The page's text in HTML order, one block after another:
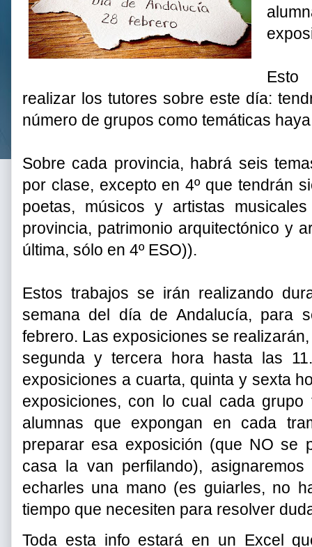
Esto
realizar los tutores sobre este día:
número de grupos como temáticas
Sobre cada provincia, habrá seis
por clase, excepto en 4º que tendrán
poetas, músicos y artistas
provincia, patrimonio arquitectónico y
última, sólo en 4º ESO)).
Estos trabajos se irán realizando
semana del día de Andalucía, para
febrero. Las exposiciones se
segunda y tercera hora hasta las
exposiciones a cuarta, quinta y sexta
exposiciones, con lo cual cada
alumnas que expongan en cada
preparar esa exposición (que NO se
casa la van perfilando),
echarles una mano (es guiarles, no
tiempo que necesiten para resolver
Toda esta info estará en un Excel